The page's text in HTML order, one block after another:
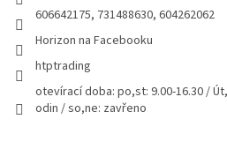
606642175, 731488630, 604262062
Horizon na Facebooku
htptrading
otevírací doba: po,st: 9.00-16.30 /
odin / so,ne: zavřeno